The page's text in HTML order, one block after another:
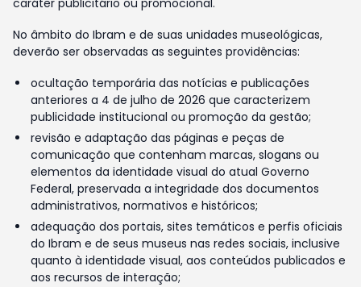
caráter publicitário ou promocional.
No âmbito do Ibram e de suas unidades museológicas,
deverão ser observadas as seguintes providências:
ocultação temporária das notícias e publicações
anteriores a 4 de julho de 2026 que caracterizem
publicidade institucional ou promoção da gestão;
revisão e adaptação das páginas e peças de
comunicação que contenham marcas, slogans ou
elementos da identidade visual do atual Governo
Federal, preservada a integridade dos documentos
administrativos, normativos e históricos;
adequação dos portais, sites temáticos e perfis oficiais
do Ibram e de seus museus nas redes sociais, inclusive
quanto à identidade visual, aos conteúdos publicados e
aos recursos de interação;